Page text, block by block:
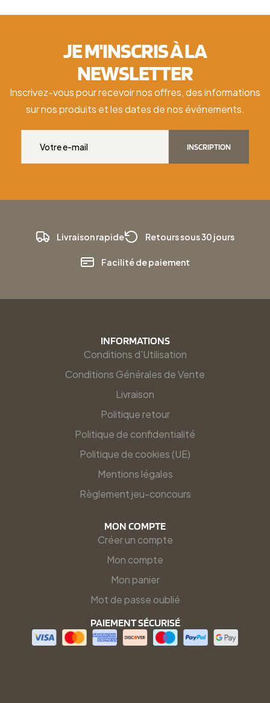
JE M'INSCRIS À LA
NEWSLETTER
Inscrivez-vous pour recevoir nos offres, des informations
sur nos produits et les dates de nos événements.
INSCRIPTION
Livraison rapide Retours sous 30 jours
Facilité de paiement
INFORMATIONS
Conditions d'Utilisation
Conditions Générales de Vente
Livraison
Politique retour
Politique de confidentialité
Politique de cookies (UE)
Mentions légales
Règlement jeu-concours
MON COMPTE
Créer un compte
Mon compte
Mon panier
Mot de passe oublié
PAIEMENT SÉCURISÉ